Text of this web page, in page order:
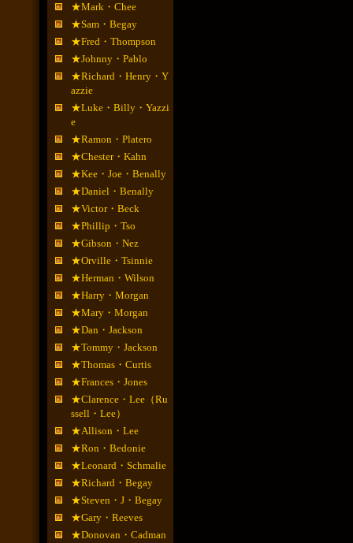
★Mark・Chee
★Sam・Begay
★Fred・Thompson
★Johnny・Pablo
★Richard・Henry・Y
azzie
★Luke・Billy・Yazzi
e
★Ramon・Platero
★Chester・Kahn
★Kee・Joe・Benally
★Daniel・Benally
★Victor・Beck
★Phillip・Tso
★Gibson・Nez
★Orville・Tsinnie
★Herman・Wilson
★Harry・Morgan
★Mary・Morgan
★Dan・Jackson
★Tommy・Jackson
★Thomas・Curtis
★Frances・Jones
★Clarence・Lee（Ru
ssell・Lee）
★Allison・Lee
★Ron・Bedonie
★Leonard・Schmalie
★Richard・Begay
★Steven・J・Begay
★Gary・Reeves
★Donovan・Cadman